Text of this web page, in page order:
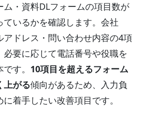
ム・資料DLフォームの項目数が
ているかを確認します。会社
アドレス・問い合わせ内容の4項
必要に応じて電話番号や役職を
す。 10項目を超えるフォーム
上がる傾向があるため、入力負
着手したい改善項目です。